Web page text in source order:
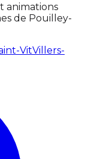
animations
de Pouilley-
VitVillers-